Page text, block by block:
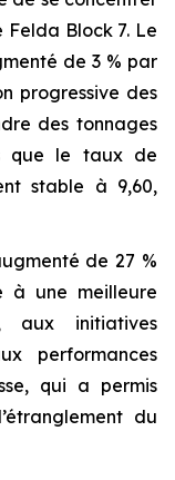
Block 7. Le
de 3 % par
progressive des
des tonnages
que le taux de
stable à 9,60,
de 27 %
à une meilleure
aux initiatives
performances
qui a permis
du